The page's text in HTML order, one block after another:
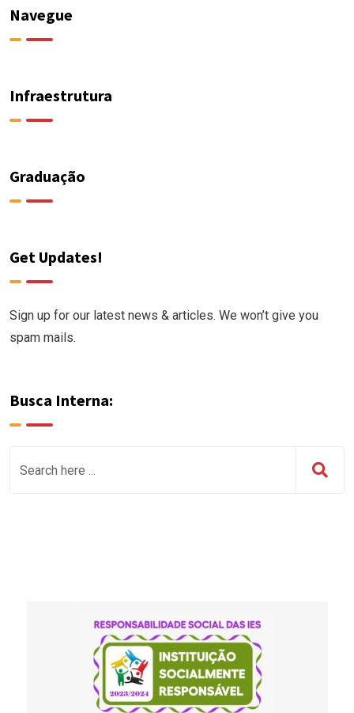
Navegue
Infraestrutura
Graduação
Get Updates!
Sign up for our latest news & articles. We won’t give you
spam mails.
Busca Interna: